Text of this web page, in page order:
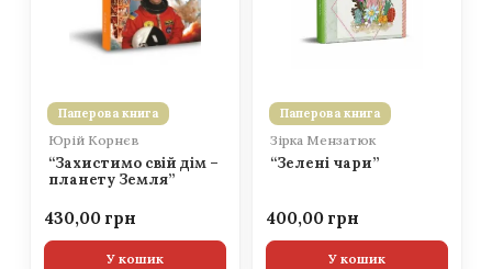
Паперова книга
Юрій Корнєв
“Захистимо свій дім –
планету Земля”
430,00
У кошик
Паперова книга
Зірка Мензатюк
“Зелені чари”
400,00
У кошик